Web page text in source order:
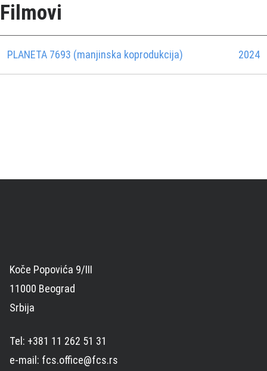
Filmovi
PLANETA 7693 (manjinska koprodukcija) 2024
Koče Popovića 9/III
11000 Beograd
Srbija
Tel: +381 11 262 51 31
e-mail: fcs.office@fcs.rs